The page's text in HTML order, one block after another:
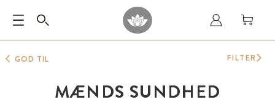
GOD TIL
MÆNDS SUNDHED
FILTER